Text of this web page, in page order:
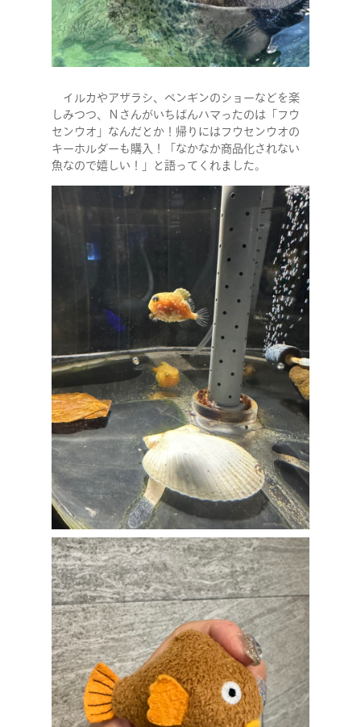
NEWS
CONTACT
RECRUIT
イルカやアザラシ、ペンギンのショーなどを楽
しみつつ、Ｎさんがいちばんハマったのは「フウ
センウオ」なんだとか！帰りにはフウセンウオの
キーホルダーも購入！「なかなか商品化されない
魚なので嬉しい！」と語ってくれました。